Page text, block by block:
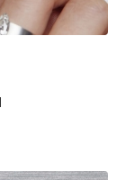
1,9K